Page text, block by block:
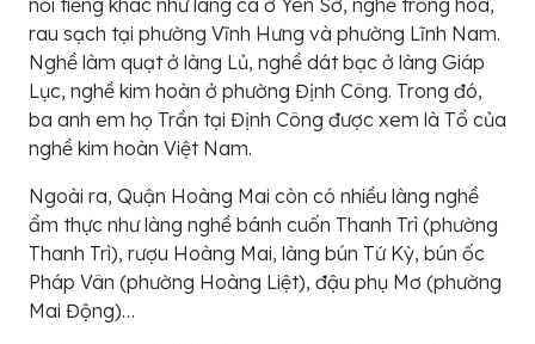
nổi tiếng khác như làng cá ở Yên Sở, nghề trồng hoa,
rau sạch tại ph­ường Vĩnh Hư­ng và phường Lĩnh Nam.
Nghề làm quạt ở làng Lủ, nghề dát bạc ở làng Giáp
Lục, nghề kim hoàn ở phường Định Công. Trong đó,
ba anh em họ Trần tại Định Công được xem là Tổ của
nghề kim hoàn Việt Nam.
Ngoài ra, Quận Hoàng Mai còn có nhiều làng nghề
ẩm thực nh­ư làng nghề bánh cuốn Thanh Trì (ph­ường
Thanh Trì), rượu Hoàng Mai, làng bún Tứ Kỳ, bún ốc
Pháp Vân (ph­ường Hoàng Liệt), đậu phụ Mơ (phường
Mai Động)…